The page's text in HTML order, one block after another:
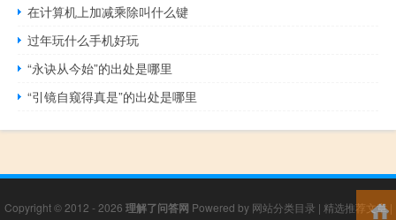
在计算机上加减乘除叫什么键
过年玩什么手机好玩
“永诀从今始”的出处是哪里
“引镜自窥得真是”的出处是哪里
Copyright © 2012 - 2026 理解了问答网 Powered by 网站分类目录 | 精选推荐文章|